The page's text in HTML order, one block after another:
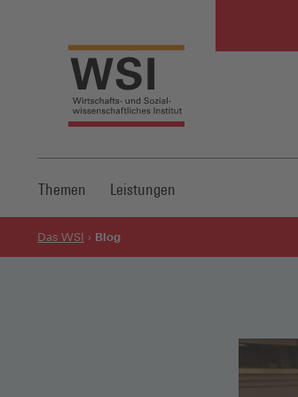
Themen Leistungen
Das WSI Blog